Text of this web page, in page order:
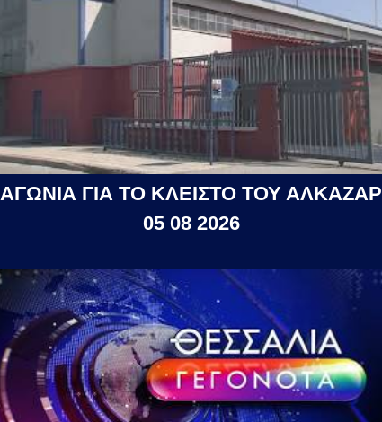
ΑΓΩΝΙΑ ΓΙΑ ΤΟ ΚΛΕΙΣΤΟ ΤΟΥ ΑΛΚΑΖΑΡ
05 08 2026